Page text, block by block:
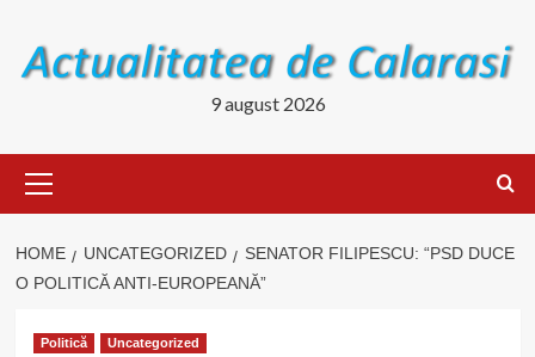
content
9 august 2026
Menu
HOME UNCATEGORIZED
SENATOR FILIPESCU: “PSD DUCE
O POLITICĂ ANTI-EUROPEANĂ”
Politică Uncategorized